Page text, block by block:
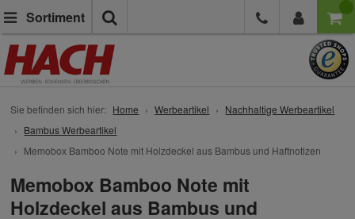
Sortiment
Sie befinden sich hier: Home Werbeartikel
Nachhaltige Werbeartikel
Bambus Werbeartikel
Memobox Bamboo Note mit Holzdeckel aus Bambus und Haftnotizen
Memobox Bamboo Note mit
Holzdeckel aus Bambus und